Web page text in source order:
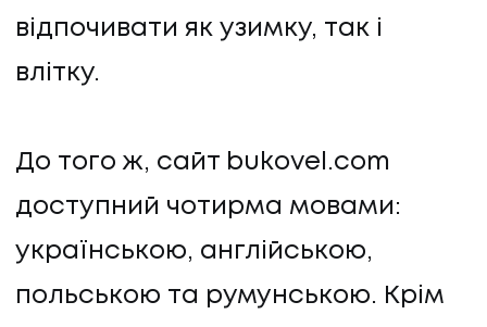
відпочивати як узимку, так і
влітку.
До того ж, сайт bukovel.com
доступний чотирма мовами:
українською, англійською,
польською та румунською. Крім